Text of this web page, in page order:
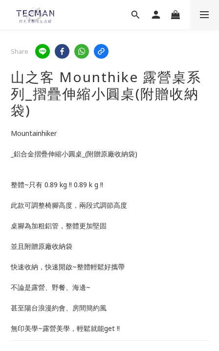
Share
山之客 Mounthike 露營桌系
列_摺疊伸縮小圓桌(附贈收納
袋)
Mountainhiker
_鋁合金摺疊伸縮小圓桌_(附贈原廠收納袋)
整體~只有 0.89 kg !! 0.89 k g !!
此款可調整椅腳高度，兩段式調節高度
桌腳為加粗鋁管，整體更加堅固
並且附贈原廠收納袋
快速收納，快速開啟~整體輕鬆好攜帶
不論是露營、野餐、海邊~
甚至陽台浪漫約會、房間簡約風
無印美學~露營美學，輕鬆就能get !!